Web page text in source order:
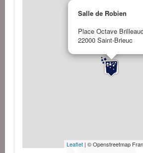
Salle de Robien
Place Octave
22000 Saint-Brieuc
Leaflet | © Openstreetmap